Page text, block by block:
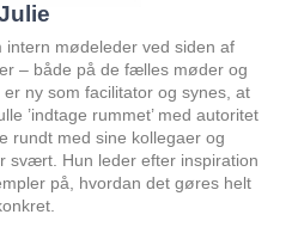
intern mødeleder ved siden af
– både på de fælles møder og
ny som facilitator og synes, at
’indtage rummet’ med autoritet
rundt med sine kollegaer og
svært. Hun leder efter inspiration
på, hvordan det gøres helt